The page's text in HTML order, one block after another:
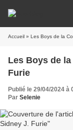
Accueil » Les Boys de la
Les Boys de
Furie
Publié le 29/04/2024 à
Par Selenie